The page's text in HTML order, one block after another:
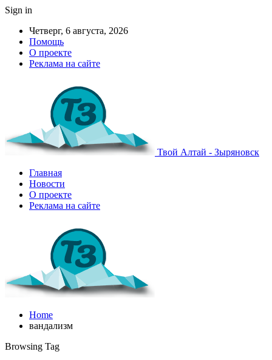
Sign in
Четверг, 6 августа, 2026
Помощь
О проекте
Реклама на сайте
Твой Алтай - Зыряновск
Главная
Новости
О проекте
Реклама на сайте
Home
вандализм
Browsing Tag